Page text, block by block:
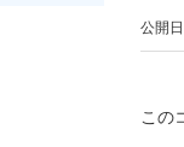
公開
この